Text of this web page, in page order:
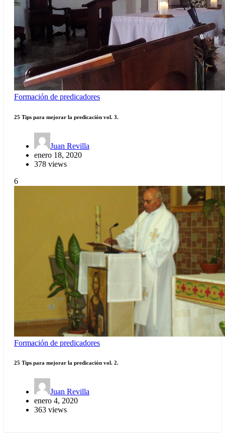
Formación de predicadores
25 Tips para mejorar la predicación vol. 3.
Juan Revilla
enero 18, 2020
378 views
6
Formación de predicadores
25 Tips para mejorar la predicación vol. 2.
Juan Revilla
enero 4, 2020
363 views